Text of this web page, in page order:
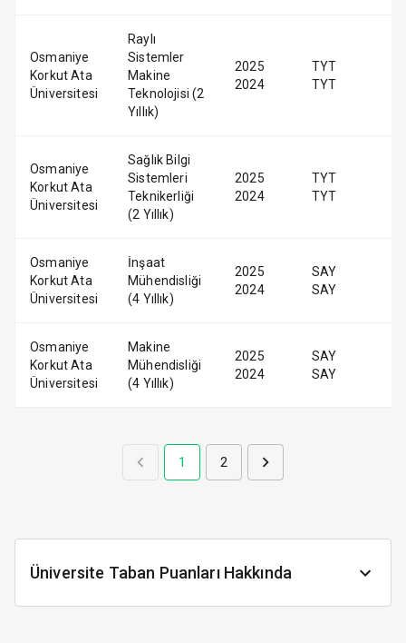
Osmaniye
Korkut Ata
Üniversitesi
Raylı
Sistemler
Makine
Teknolojisi (2
Yıllık)
2025
2024
TYT
TYT
Osmaniye
Korkut Ata
Üniversitesi
Sağlık Bilgi
Sistemleri
Teknikerliği
(2 Yıllık)
2025
2024
TYT
TYT
Osmaniye
Korkut Ata
Üniversitesi
İnşaat
Mühendisliği
(4 Yıllık)
2025
2024
SAY
SAY
Osmaniye
Korkut Ata
Üniversitesi
Makine
Mühendisliği
(4 Yıllık)
2025
2024
SAY
SAY
1 2
Üniversite Taban Puanları Hakkında